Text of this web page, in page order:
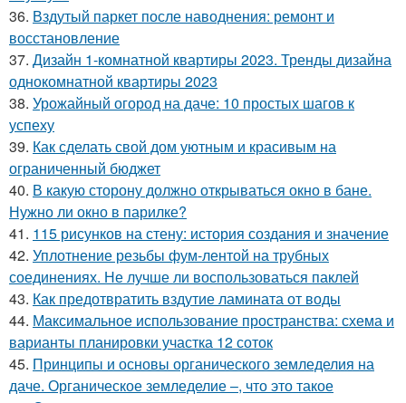
36. Вздутый паркет после наводнения: ремонт и
восстановление
37. Дизайн 1-комнатной квартиры 2023. Тренды дизайна
однокомнатной квартиры 2023
38. Урожайный огород на даче: 10 простых шагов к
успеху
39. Как сделать свой дом уютным и красивым на
ограниченный бюджет
40. В какую сторону должно открываться окно в бане.
Нужно ли окно в парилке?
41. 115 рисунков на стену: история создания и значение
42. Уплотнение резьбы фум-лентой на трубных
соединениях. Не лучше ли воспользоваться паклей
43. Как предотвратить вздутие ламината от воды
44. Максимальное использование пространства: схема и
варианты планировки участка 12 соток
45. Принципы и основы органического земледелия на
даче. Органическое земледелие –, что это такое